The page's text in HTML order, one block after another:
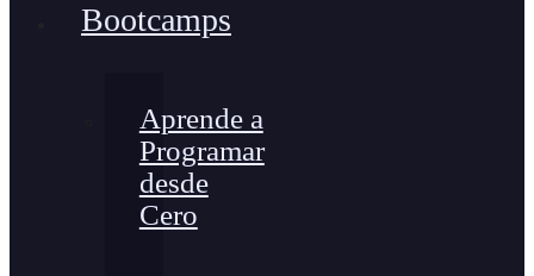
Bootcamps
Aprende a
Programar
desde
Cero